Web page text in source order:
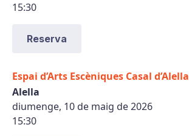
15:30
Reserva
Espai d’Arts Escèniques Casal d’Alella
Alella
diumenge, 10 de maig de 2026
15:30